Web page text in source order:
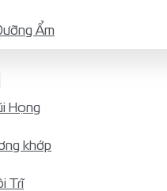
Ẩm
Họng
khớp
Trĩ